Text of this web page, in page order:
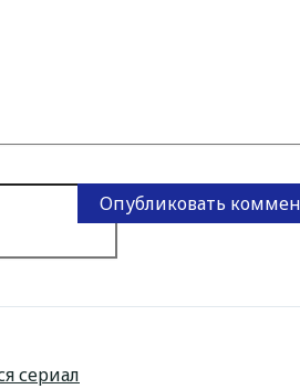
сериал